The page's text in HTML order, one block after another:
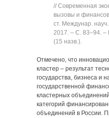
// Современная
вызовы и
ст. Междунар.
2017. ‒ C. 83‒94. ‒
(15 назв.).
Отмечено, что
кластер ‒ результат
государства, бизнеса и
государственной
кластерных
категорий
объединений в России.